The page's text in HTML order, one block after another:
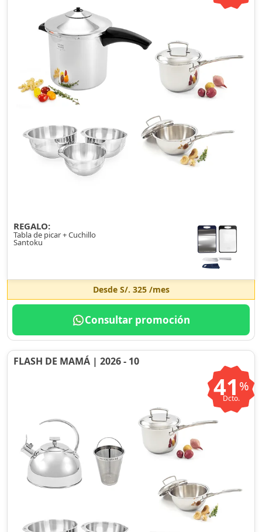
REGALO:
Tabla de picar + Cuchillo
Santoku
Desde S/. 325/mes
Consultar promoción
FLASH DE MAMÁ | 2026 - 10
41 %
Dcto.